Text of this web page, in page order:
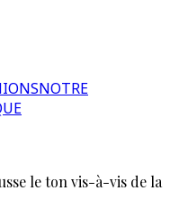
NOTRE
le ton vis-à-vis de la